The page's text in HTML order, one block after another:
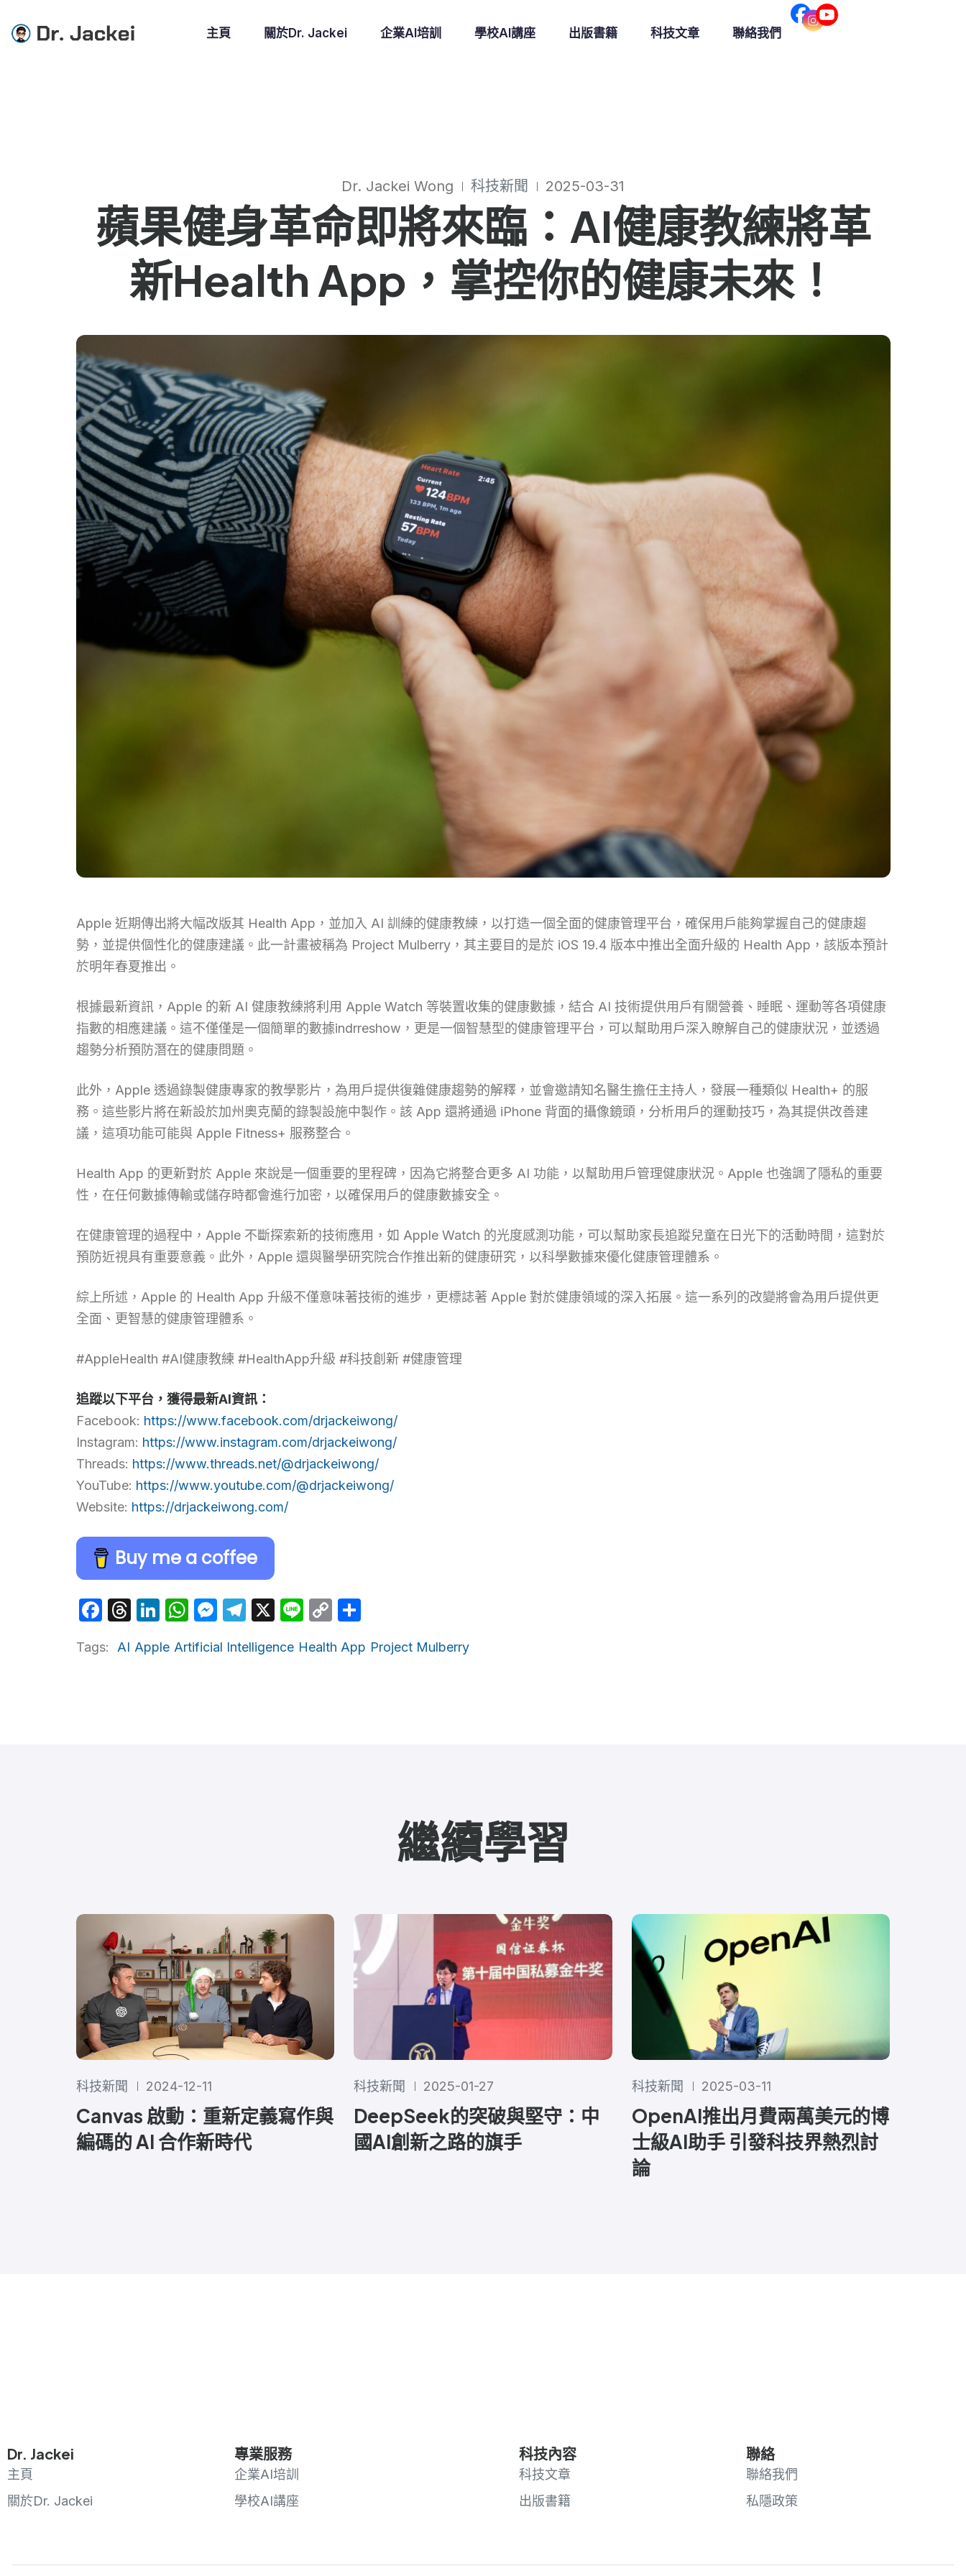
主頁 關於Dr. Jackei 企業AI培訓 學校AI講座 出版書籍 科技文章 聯絡我們
Dr. Jackei Wong 科技新聞 2025-03-31
蘋果健身革命即將來臨：AI健康教練將革
新Health App，掌控你的健康未來！
Apple 近期傳出將大幅改版其 Health App，並加入 AI 訓練的健康教練，以打造一個全面的健康管理平台，確保用戶能夠掌握自己的健康趨
勢，並提供個性化的健康建議。此一計畫被稱為 Project Mulberry，其主要目的是於 iOS 19.4 版本中推出全面升級的 Health App，該版本預計
於明年春夏推出。
根據最新資訊，Apple 的新 AI 健康教練將利用 Apple Watch 等裝置收集的健康數據，結合 AI 技術提供用戶有關營養、睡眠、運動等各項健康
指數的相應建議。這不僅僅是一個簡單的數據indrreshow，更是一個智慧型的健康管理平台，可以幫助用戶深入瞭解自己的健康狀況，並透過
趨勢分析預防潛在的健康問題。
此外，Apple 透過錄製健康專家的教學影片，為用戶提供復雜健康趨勢的解釋，並會邀請知名醫生擔任主持人，發展一種類似 Health+ 的服
務。這些影片將在新設於加州奧克蘭的錄製設施中製作。該 App 還將通過 iPhone 背面的攝像鏡頭，分析用戶的運動技巧，為其提供改善建
議，這項功能可能與 Apple Fitness+ 服務整合。
Health App 的更新對於 Apple 來說是一個重要的里程碑，因為它將整合更多 AI 功能，以幫助用戶管理健康狀況。Apple 也強調了隱私的重要
性，在任何數據傳輸或儲存時都會進行加密，以確保用戶的健康數據安全。
在健康管理的過程中，Apple 不斷探索新的技術應用，如 Apple Watch 的光度感測功能，可以幫助家長追蹤兒童在日光下的活動時間，這對於
預防近視具有重要意義。此外，Apple 還與醫學研究院合作推出新的健康研究，以科學數據來優化健康管理體系。
綜上所述，Apple 的 Health App 升級不僅意味著技術的進步，更標誌著 Apple 對於健康領域的深入拓展。這一系列的改變將會為用戶提供更
全面、更智慧的健康管理體系。
#AppleHealth #AI健康教練 #HealthApp升級 #科技創新 #健康管理
追蹤以下平台，獲得最新AI資訊：
Facebook: https://www.facebook.com/drjackeiwong/
Instagram: https://www.instagram.com/drjackeiwong/
Threads: https://www.threads.net/@drjackeiwong/
YouTube: https://www.youtube.com/@drjackeiwong/
Website: https://drjackeiwong.com/
Buy me a coffee
Facebook
Threads
LinkedIn
WhatsApp
Messenger
Telegram
X LineCopyShare
Tags: AI Apple Artificial Intelligence Health App Project Mulberry
繼續學習
科技新聞 2024-12-11
Canvas 啟動：重新定義寫作與
編碼的 AI 合作新時代
科技新聞 2025-01-27
DeepSeek的突破與堅守：中
國AI創新之路的旗手
科技新聞 2025-03-11
OpenAI推出月費兩萬美元的博
士級AI助手 引發科技界熱烈討
論
Dr. Jackei
主頁
關於Dr. Jackei
專業服務
企業AI培訓
學校AI講座
科技內容
科技文章
出版書籍
聯絡
聯絡我們
私隱政策